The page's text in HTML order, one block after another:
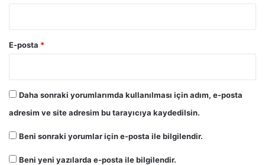
E-posta *
Daha sonraki yorumlarımda kullanılması için adım, e-posta
adresim ve site adresim bu tarayıcıya kaydedilsin.
Beni sonraki yorumlar için e-posta ile bilgilendir.
Beni yeni yazılarda e-posta ile bilgilendir.